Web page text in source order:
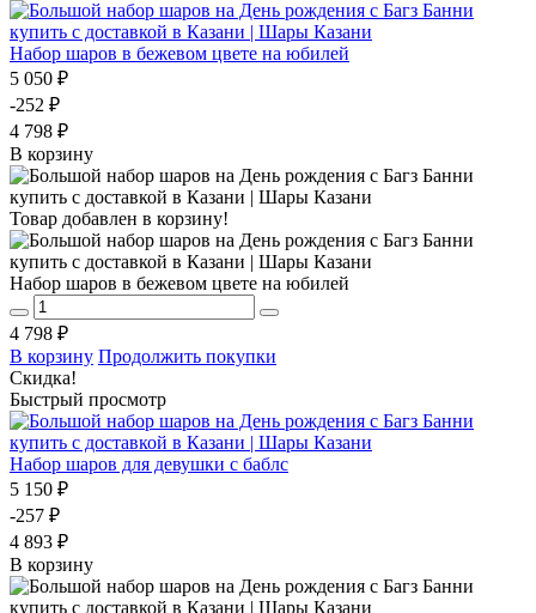
Набор шаров в бежевом цвете на юбилей
5 050 ₽
-252 ₽
4 798 ₽
В корзину
Товар добавлен в корзину!
Набор шаров в бежевом цвете на юбилей
4 798 ₽
В корзину Продолжить покупки
Скидка!
Быстрый просмотр
Набор шаров для девушки с баблс
5 150 ₽
-257 ₽
4 893 ₽
В корзину